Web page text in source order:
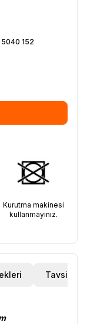
152
Kurutma makinesi
kullanmayınız.
Tavsiye Et